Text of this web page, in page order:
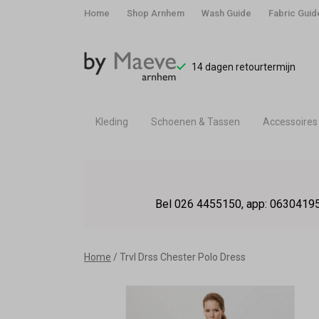
Home Shop Arnhem Wash Guide Fabric
14 dagen retourtermijn
Kleding Schoenen & Tassen Accessoires
Bel 026 4455150, app:
Home Trvl Drss Chester Polo Dress